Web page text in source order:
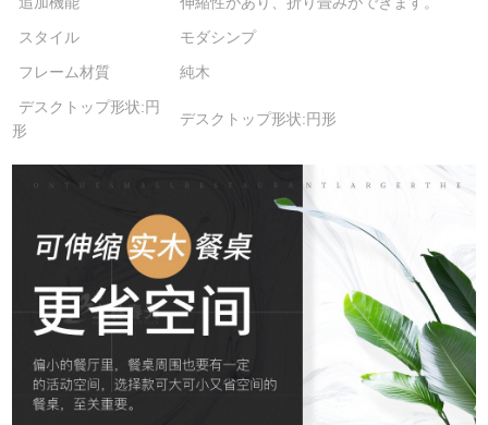
スタイル
モダシンプ
フレーム材質
純木
デスクトップ形状:円
形
デスクトップ形状:円形